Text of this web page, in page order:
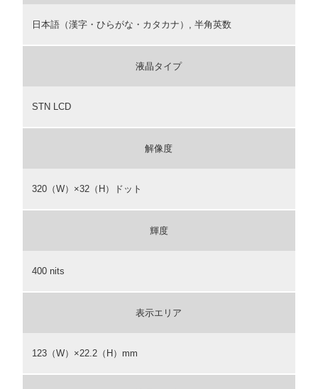
日本語（漢字・ひらがな・カタカナ）, 半角英数
液晶タイプ
STN LCD
解像度
320（W）×32（H）ドット
輝度
400 nits
表示エリア
123（W）×22.2（H）mm